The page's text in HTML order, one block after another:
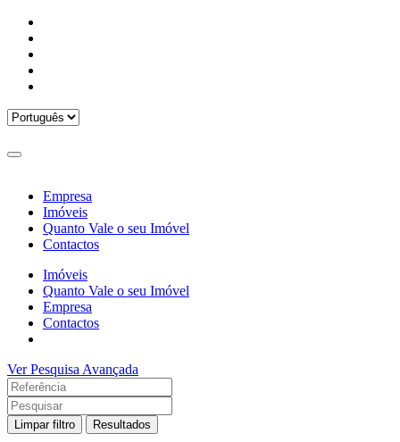
Empresa
Imóveis
Quanto Vale o seu Imóvel
Contactos
Imóveis
Quanto Vale o seu Imóvel
Empresa
Contactos
Ver Pesquisa Avançada
Limpar filtro Resultados